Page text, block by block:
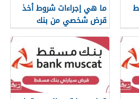
ما هي إجراءات شروط أخذ
قرض شخصي من بنك
مسقط